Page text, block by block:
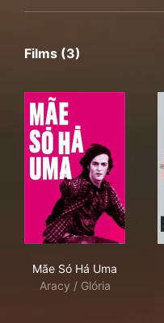
Films (3)
Mãe Só Há Uma
Aracy / Glória